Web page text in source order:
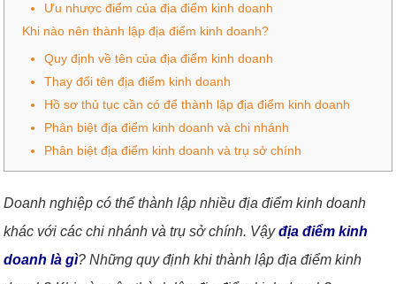
Ưu nhược điểm của địa điểm kinh doanh
Khi nào nên thành lập địa điểm kinh doanh?
Quy định về tên của địa điểm kinh doanh
Thay đổi tên địa điểm kinh doanh
Hồ sơ thủ tục cần có để thành lập địa điểm kinh doanh
Phân biệt địa điểm kinh doanh và chi nhánh
Phân biệt địa điểm kinh doanh và trụ sở chính
Doanh nghiệp có thể thành lập nhiều địa điểm kinh doanh
khác với các chi nhánh và trụ sở chính. Vậyđịa điểm kinh
doanh là gì? Những quy định khi thành lập địa điểm kinh